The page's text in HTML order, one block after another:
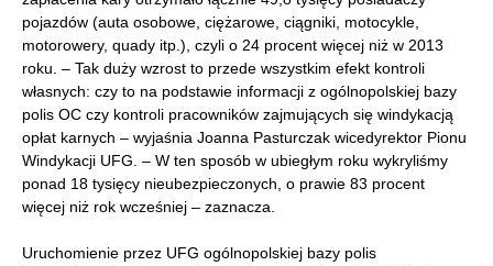
pojazdów (auta osobowe, ciężarowe, ciągniki, motocykle,
motorowery, quady itp.), czyli o 24 procent więcej niż w 2013
roku. – Tak duży wzrost to przede wszystkim efekt kontroli
własnych: czy to na podstawie informacji z ogólnopolskiej bazy
polis OC czy kontroli pracowników zajmujących się windykacją
opłat karnych – wyjaśnia Joanna Pasturczak wicedyrektor Pionu
Windykacji UFG. – W ten sposób w ubiegłym roku wykryliśmy
ponad 18 tysięcy nieubezpieczonych, o prawie 83 procent
więcej niż rok wcześniej – zaznacza.
Uruchomienie przez UFG ogólnopolskiej bazy polis